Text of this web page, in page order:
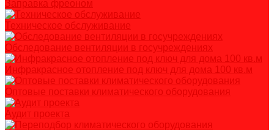
Заправка фреоном
Техническое обслуживание
Обследование вентиляции в госучреждениях
Инфракрасное отопление под ключ для дома 100 кв.м
Оптовые поставки климатического оборудования
Аудит проекта